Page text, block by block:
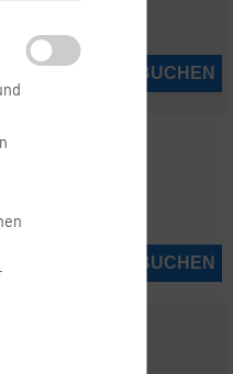
JETZT BUCHEN
JETZT BUCHEN